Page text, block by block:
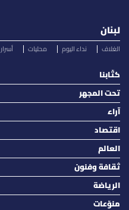
لبنان
الغلاف نداء اليوم محليات أسرار
كتّابنا
تحت المجهر
آراء
اقتصاد
العالم
ثقافة وفنون
الرياضة
منوّعات